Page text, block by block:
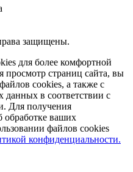
защищены.
для более комфортной
просмотр страниц сайта, вы
cookies, а также с
данных в соответствии с
Для получения
обработке ваших
файлов cookies
конфиденциальности.